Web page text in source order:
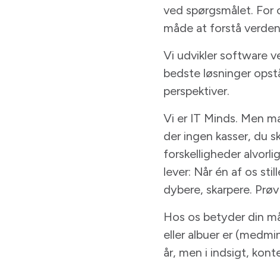
ved spørgsmålet. For
måde at forstå
Vi udvikler software
bedste løsninger
perspektiver.
Vi er IT Minds. Men
der ingen kasser, du
forskelligheder
lever: Når én af os
dybere, skarpere.
Hos os betyder din
eller albuer er
år, men i indsigt,